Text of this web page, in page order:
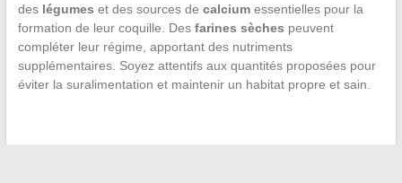
des légumes et des sources de calciumessentielles pour la
formation de leur coquille. Des farines sèches peuvent
compléter leur régime, apportant des nutriments
supplémentaires. Soyez attentifs aux quantités proposées pour
éviter la suralimentation et maintenir un habitat propre et sain.